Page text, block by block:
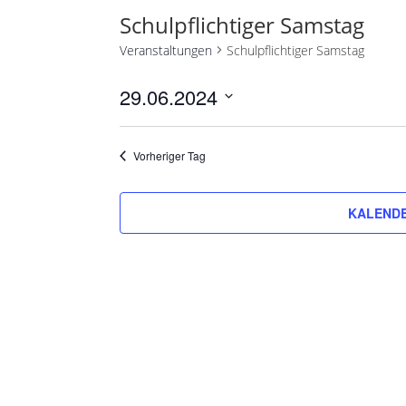
Schulpflichtiger Samstag
Veranstaltungen Schulpflichtiger Samstag
29.06.2024
Datum
wählen.
Vorheriger Tag